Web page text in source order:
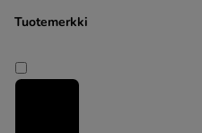
Tuotemerkki